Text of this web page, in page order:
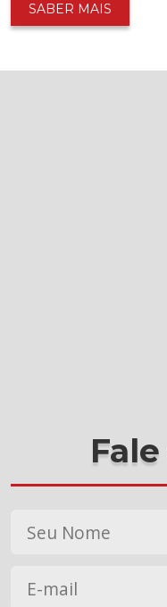
SABER MAIS